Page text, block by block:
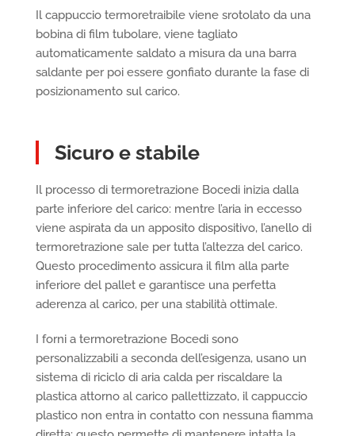
Il cappuccio termoretraibile viene srotolato da una
bobina di film tubolare, viene tagliato
automaticamente saldato a misura da una barra
saldante per poi essere gonfiato durante la fase di
posizionamento sul carico.
Sicuro e stabile
Il processo di termoretrazione Bocedi inizia dalla
parte inferiore del carico: mentre l’aria in eccesso
viene aspirata da un apposito dispositivo, l’anello di
termoretrazione sale per tutta l’altezza del carico.
Questo procedimento assicura il film alla parte
inferiore del pallet e garantisce una perfetta
aderenza al carico, per una stabilità ottimale.
I forni a termoretrazione Bocedi sono
personalizzabili a seconda dell’esigenza, usano un
sistema di riciclo di aria calda per riscaldare la
plastica attorno al carico pallettizzato, il cappuccio
plastico non entra in contatto con nessuna fiamma